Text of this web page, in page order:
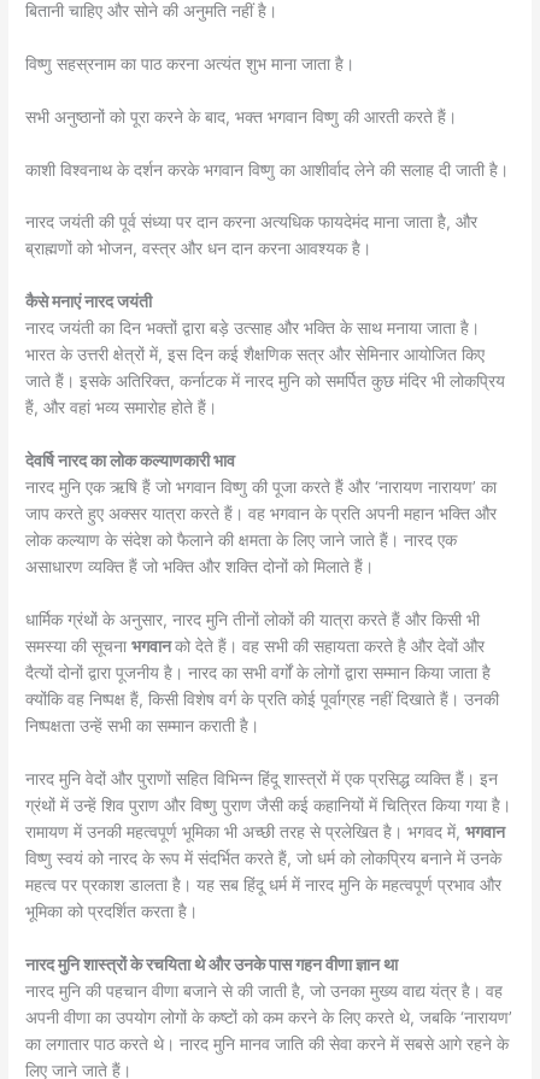
बितानी चाहिए और सोने की अनुमति नहीं है।
विष्णु सहस्रनाम का पाठ करना अत्यंत शुभ माना जाता है।
सभी अनुष्ठानों को पूरा करने के बाद, भक्त भगवान विष्णु की आरती करते हैं।
काशी विश्वनाथ के दर्शन करके भगवान विष्णु का आशीर्वाद लेने की सलाह दी जाती है।
नारद जयंती की पूर्व संध्या पर दान करना अत्यधिक फायदेमंद माना जाता है, और
ब्राह्मणों को भोजन, वस्त्र और धन दान करना आवश्यक है।
कैसे मनाएं नारद जयंती
नारद जयंती का दिन भक्तों द्वारा बड़े उत्साह और भक्ति के साथ मनाया जाता है।
भारत के उत्तरी क्षेत्रों में, इस दिन कई शैक्षणिक सत्र और सेमिनार आयोजित किए
जाते हैं। इसके अतिरिक्त, कर्नाटक में नारद मुनि को समर्पित कुछ मंदिर भी लोकप्रिय
हैं, और वहां भव्य समारोह होते हैं।
देवर्षि नारद का लोक कल्याणकारी भाव
नारद मुनि एक ऋषि हैं जो भगवान विष्णु की पूजा करते हैं और ‘नारायण नारायण’ का
जाप करते हुए अक्सर यात्रा करते हैं। वह भगवान के प्रति अपनी महान भक्ति और
लोक कल्याण के संदेश को फैलाने की क्षमता के लिए जाने जाते हैं। नारद एक
असाधारण व्यक्ति हैं जो भक्ति और शक्ति दोनों को मिलाते हैं।
धार्मिक ग्रंथों के अनुसार, नारद मुनि तीनों लोकों की यात्रा करते हैं और किसी भी
समस्या की सूचनाभगवानको देते हैं। वह सभी की सहायता करते है और देवों और
दैत्यों दोनों द्वारा पूजनीय है। नारद का सभी वर्गों के लोगों द्वारा सम्मान किया जाता है
क्योंकि वह निष्पक्ष हैं, किसी विशेष वर्ग के प्रति कोई पूर्वाग्रह नहीं दिखाते हैं। उनकी
निष्पक्षता उन्हें सभी का सम्मान कराती है।
नारद मुनि वेदों और पुराणों सहित विभिन्न हिंदू शास्त्रों में एक प्रसिद्ध व्यक्ति हैं। इन
ग्रंथों में उन्हें शिव पुराण और विष्णु पुराण जैसी कई कहानियों में चित्रित किया गया है।
रामायण में उनकी महत्वपूर्ण भूमिका भी अच्छी तरह से प्रलेखित है। भगवद में,भगवान
विष्णु स्वयं को नारद के रूप में संदर्भित करते हैं, जो धर्म को लोकप्रिय बनाने में उनके
महत्व पर प्रकाश डालता है। यह सब हिंदू धर्म में नारद मुनि के महत्वपूर्ण प्रभाव और
भूमिका को प्रदर्शित करता है।
नारद मुनि शास्त्रों के रचयिता थे और उनके पास गहन वीणा ज्ञान था
नारद मुनि की पहचान वीणा बजाने से की जाती है, जो उनका मुख्य वाद्य यंत्र है। वह
अपनी वीणा का उपयोग लोगों के कष्टों को कम करने के लिए करते थे, जबकि ‘नारायण’
का लगातार पाठ करते थे। नारद मुनि मानव जाति की सेवा करने में सबसे आगे रहने के
लिए जाने जाते हैं।